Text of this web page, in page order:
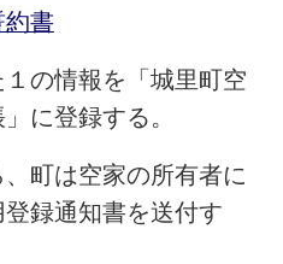
書
の情報を「城里町空
に登録する。
町は空家の所有者に
録通知書を送付す